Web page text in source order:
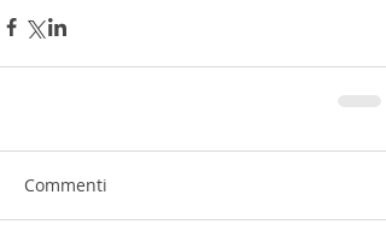
Commenti